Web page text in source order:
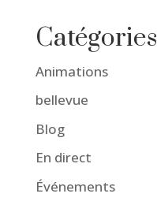
Catégories
Animations
bellevue
Blog
En direct
Événements